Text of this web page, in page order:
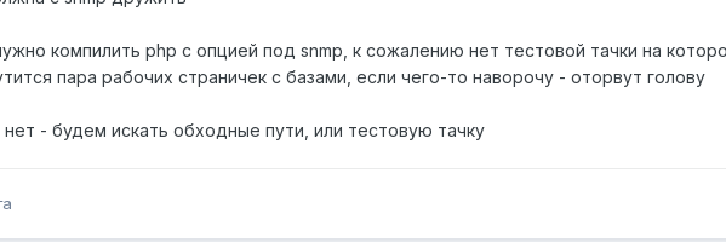
компилить php с опцией под snmp, к сожалению нет тестовой тачки на
пара рабочих страничек с базами, если чего-то наворочу - оторвут голову
- будем искать обходные пути, или тестовую тачку